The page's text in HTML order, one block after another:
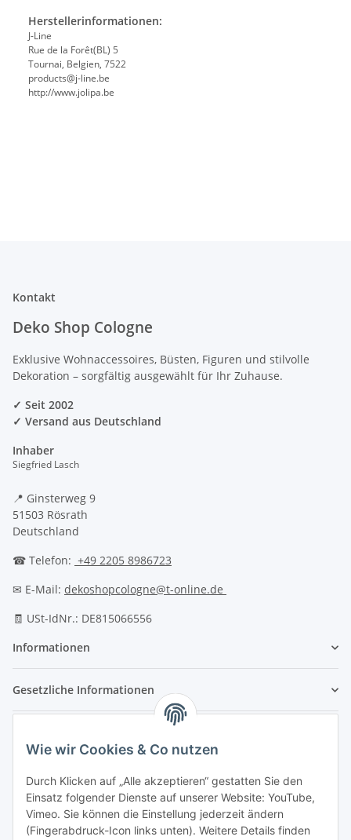
Wie wir Cookies & Co nutzen
Durch Klicken auf „Alle akzeptieren“ gestatten Sie den
Einsatz folgender Dienste auf unserer Website: YouTube,
Vimeo. Sie können die Einstellung jederzeit ändern
(Fingerabdruck-Icon links unten). Weitere Details finden
Herstellerinformationen:
J-Line
Rue de la Forêt(BL) 5
Tournai, Belgien, 7522
products@j-line.be
http://www.jolipa.be
Kontakt
Deko Shop Cologne
Exklusive Wohnaccessoires, Büsten, Figuren und stilvolle
Dekoration – sorgfältig ausgewählt für Ihr Zuhause.
✓ Seit 2002
✓ Versand aus Deutschland
Inhaber
Siegfried Lasch
📍 Ginsterweg 9
51503 Rösrath
Deutschland
☎ Telefon: +49 2205 8986723
✉ E-Mail: dekoshopcologne@t-online.de
🧾 USt-IdNr.: DE815066556
Informationen
Gesetzliche Informationen